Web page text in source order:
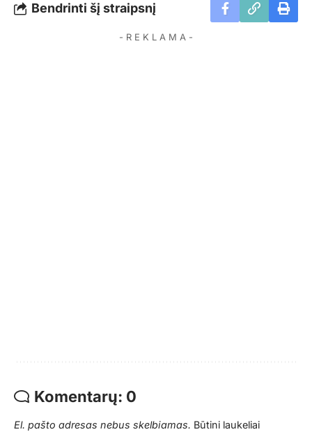
Bendrinti šį straipsnį
- R E K L A M A -
Komentarų: 0
El. pašto adresas nebus skelbiamas. Būtini laukeliai